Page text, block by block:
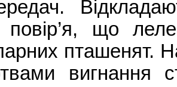
повір’я, що
пташенят.
вигнання